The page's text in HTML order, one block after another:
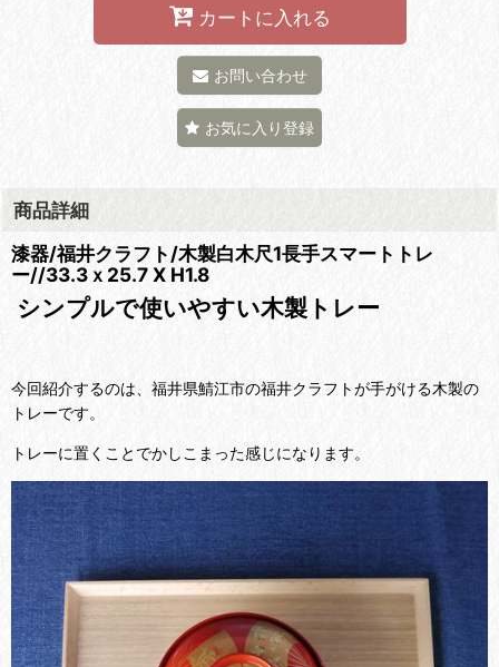
カートに入れる
お問い合わせ
お気に入り登録
商品詳細
漆器/福井クラフト/木製白木尺1長手スマートトレ
ー//33.3ｘ25.7 X H1.8
シンプルで使いやすい木製トレー
今回紹介するのは、福井県鯖江市の福井クラフトが手がける木製の
トレーです。
トレーに置くことでかしこまった感じになります。